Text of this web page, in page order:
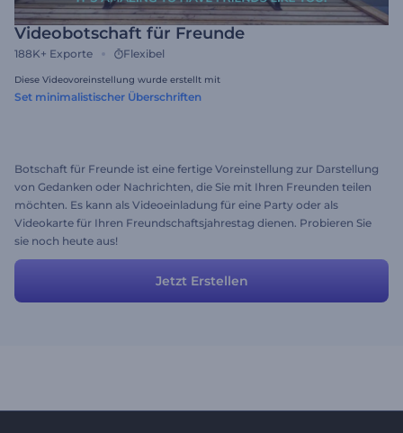
Videobotschaft für Freunde
188K+ Exporte Flexibel
Diese Videovoreinstellung wurde erstellt mit
Set minimalistischer Überschriften
Botschaft für Freunde ist eine fertige Voreinstellung zur Darstellung
von Gedanken oder Nachrichten, die Sie mit Ihren Freunden teilen
möchten. Es kann als Videoeinladung für eine Party oder als
Videokarte für Ihren Freundschaftsjahrestag dienen. Probieren Sie
sie noch heute aus!
Jetzt Erstellen